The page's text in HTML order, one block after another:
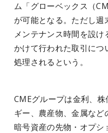
ム「グローベックス（
が可能となる。ただし
メンテナンス時間を設
かけて行われた取引につ
処理されるという。
CMEグループは金利、
ギー、農産物、金属な
暗号資産の先物・オプ